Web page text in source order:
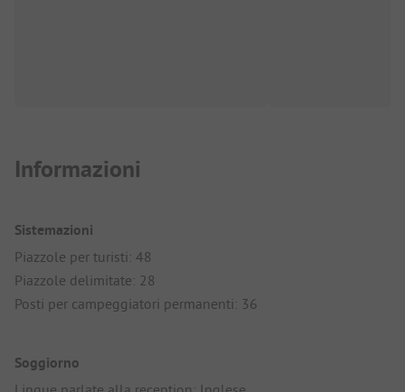
Informazioni
Sistemazioni
Piazzole per turisti: 48
Piazzole delimitate: 28
Posti per campeggiatori permanenti: 36
Soggiorno